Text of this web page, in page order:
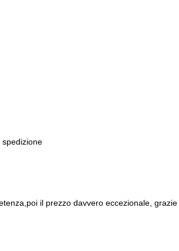
il prezzo davvero eccezionale, grazie